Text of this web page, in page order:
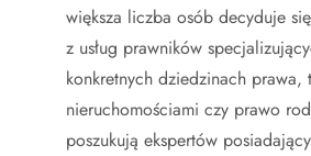
większa liczba osób decyduje
z usług prawników
konkretnych dziedzinach
nieruchomościami czy prawo
poszukują ekspertów